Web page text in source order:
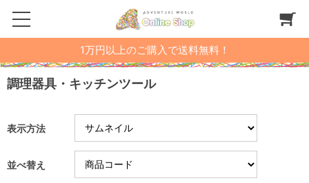
1万円以上のご購入で送料無料！
調理器具・キッチンツール
表示方法
並べ替え